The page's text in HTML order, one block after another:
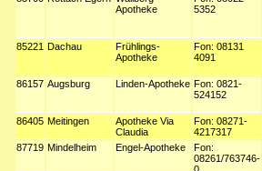
Apotheke
5352
85221 Dachau
Frühlings-
Apotheke
Fon: 08131
4091
86157 Augsburg Linden-Apotheke Fon: 0821-
524152
86405 Meitingen
Apotheke Via
Claudia
Fon: 08271-
4217317
87719 Mindelheim Engel-Apotheke
Fon:
08261/763746-